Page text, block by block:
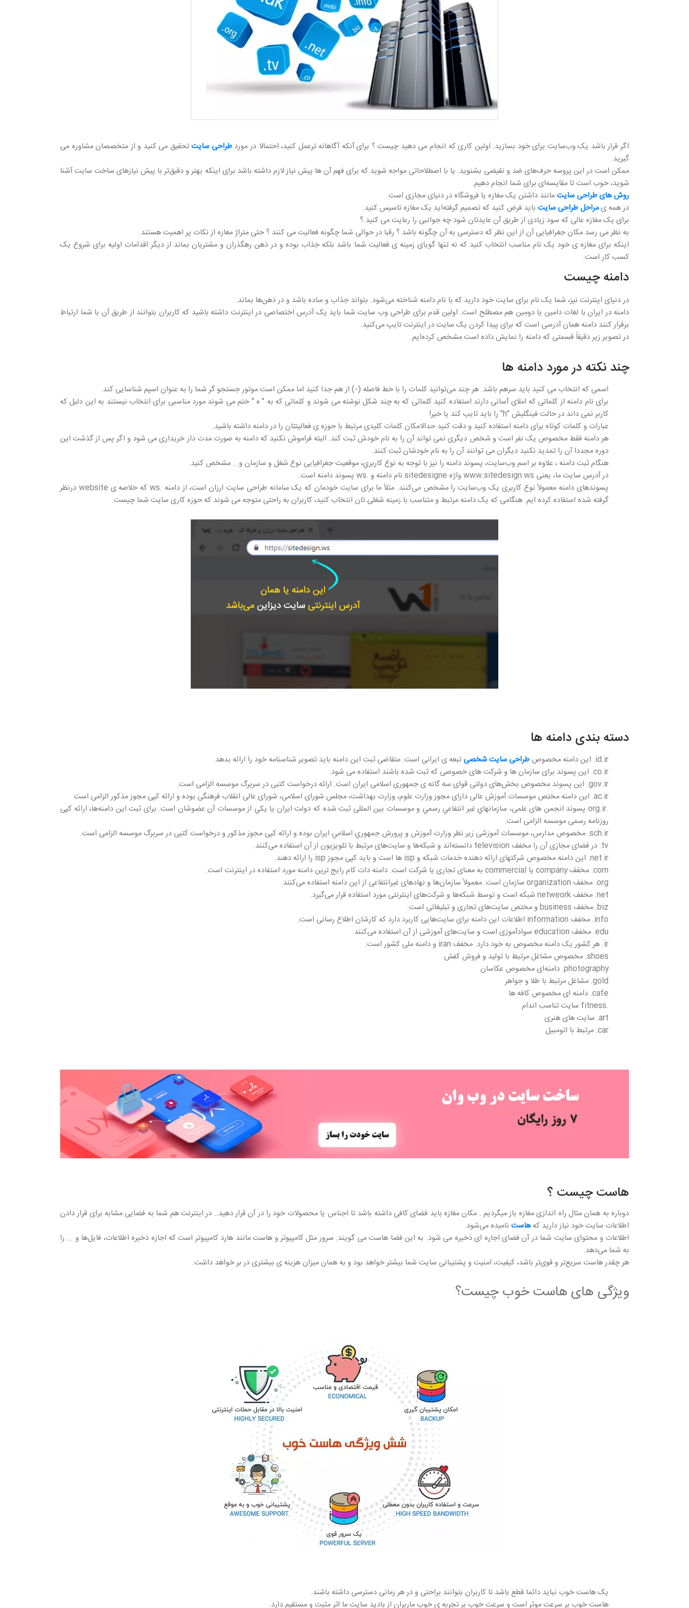
اگر قرار باشد یک وب‌سایت برای خود بسازید. اولین کاری که انجام می دهید چیست ؟ برای آنکه آگاهانه ترعمل کنید، احتمالا در موردطراحی سایتتحقیق می کنید و از متخصصان مشاوره می
گیرید.
ممکن است در این پروسه حرف‌های ضد و نقیضی بشنوید. یا با اصطلاحاتی مواجه شوید که برای فهم آن ها پیش نیاز لازم داشته باشد برای اینکه بهتر و دقیق‌تر با پیش نیازهای ساخت سایت آشنا
شوید، خوب است تا مقایسه‌ای برای شما انجام دهیم.
روش های طراحی سایتمانند داشتن یک مغازه یا فروشگاه در دنیای مجازی است.
در همه یمراحل طراحی سایت باید فرض کنید که تصمیم گرفته‌اید یک مغازه تاسیس کنید.
برای یک مغازه عالی که سود زیادی از طریق آن عایدتان شود چه جوانبی را رعایت می کنید ؟
به نظر می رسد مکان جغرافیایی آن از این نظر که دسترسی به آن چگونه باشد ؟ رقبا در حوالی شما چگونه فعالیت می کنند ؟ حتی متراژ مغازه از نکات پر اهمیت هستند.
اینکه برای مغازه ی خود یک نام مناسب انتخاب کنید که نه تنها گویای زمینه ی فعالیت شما باشد بلکه جذاب بوده و در ذهن رهگذران و مشتریان بماند از دیگر اقدامات اولیه برای شروع یک
کسب کار است.
دامنه چیست
در دنیای اینترنت نیز، شما یک نام برای سایت خود دارید که با نام دامنه شناخته می‌شود. بتواند جذاب و ساده باشد و در ذهن‌ها بماند.
دامنه در ایران با لغات دامین یا دومِین هم مصطلح است. اولین قدم برای طراحی وب ‌سایت شما باید یک آدرس اختصاصی در اینترنت داشته باشید که کاربران بتوانند از طریق آن با شما ارتباط
برقرار کنند دامنه همان آدرسی است که برای پیدا کردن یک سایت در اینترنت تایپ می‌کنید.
در تصویر زیر دقیقاً قسمتی که دامنه را نمایش داده است مشخص کرده‌ایم.
چند نکته در مورد دامنه ها
اسمی که انتخاب می کنید باید سرهم باشد. هر چند می‌توانید کلمات را با خط فاصله (-) از هم جدا کنید اما ممکن است موتور جستجو گر شما را به عنوان اسپم شناسایی کند.
برای نام دامنه از کلماتی که املای آسانی دارند استفاده کنید کلماتی که به چند شکل نوشته می شوند و کلماتی که به " ه " ختم می شوند مورد مناسبی برای انتخاب نیستند به این دلیل که
کاربر نمی داند در حالت فینگلیش "h" را باید تایپ کند یا خیر!
عبارات و کلمات کوتاه برای دامنه استفاده کنید و دقت کنید حدالامکان کلمات کلیدی مرتبط با حوزه ی فعالیتتان را در دامنه داشته باشید.
هر دامنه فقط مخصوص یک نفر است و شخص دیگری نمی تواند آن را به نام خودش ثبت کند. البته فراموش نکنید که دامنه به صورت مدت دار خریداری می شود و اگر پس از گذشت این
دوره مجددا آن را تمدید نکنید دیگران می توانند آن را به نام خودشان ثبت کنند.
هنگام ثبت دامنه ، علاوه بر اسم وب‌سایت، پسوند دامنه را نیز با توجه به نوع کاربري، موقعیت جغرافیایی نوع شغل و سازمان و... مشخص کنید.
در آدرس سایت ما، یعنی www.sitedesign.ws واژه sitedesigne نام دامنه و .ws پسوند دامنه است.
پسوند‌های دامنه معمولاً نوع کاربری یک وب‌سایت را مشخص می‌کنند. مثلاً ما برای سایت خودمان که یک سامانه طراحی سایت ارزان است، از دامنه .ws که خلاصه ی website درنظر
گرفته شده استفاده کرده ایم. هنگامی که یک دامنه مرتبط و متناسب با زمینه شغلی تان انتخاب کنید، کاربران به راحتی متوجه می شوند که حوزه کاری سایت شما چیست.
دسته بندی دامنه ها
id.ir. این دامنه مخصوص طراحی سایت شخصی تبعه ی ایرانی است. متقاضی ثبت این دامنه باید تصوير شناسنامه خود را ارائه بدهد.
co.ir. این پسوند برای سازمان ها و شرکت های خصوصی که ثبت شده باشند استفاده می شود.
gov.ir. این پسوند مخصوص بخش‌های دولتی قوای سه گانه ی جمهوری اسلامی ایران است. ارائه درخواست کتبی در سربرگ موسسه الزامی است.
ac.ir. اين دامنه مختص موسسات آموزش عالی دارای مجوز وزارت علوم، وزارت بهداشت، مجلس شورای اسلامی، شورای عالی انقلاب فرهنگی بوده و ارائه کپی مجوز مذکور الزامی است
.org.ir پسوند انجمن های علمی، سازمانهاي غير انتفاعي رسمي و موسسات بين المللی ثبت شده كه دولت ايران يا يكي از موسسات آن عضوشان است. برای ثبت این دامنه‌ها، ارائه کپی
روزنامه رسمی موسسه الزامی است.
sch.ir. مخصوص مدارس، موسسات آموزشی زیر نظر وزارت آموزش و پرورش جمهوري اسلامي ايران بوده و ارائه کپی مجوز مذکور و درخواست کتبی در سربرگ موسسه الزامی است.
tv. در فضای مجازی آن را مخفف television دانسته‌اند و شبکه‌ها و سایت‌های مرتبط با تلویزیون از آن استفاده می‌کنند.
net.ir. اين دامنه مخصوص شرکتهای ارائه دهنده خدمات شبکه و isp ها است و باید کپی مجوز isp را ارائه دهند.
com. مخفف company یا commercial به معنای تجاری یا شرکت است. دامنه دات کام رایج‌ ترین دامنه مورد استفاده در اینترنت است.
org. مخفف organization سازمان است. معمولاً سازمان‌ها و نهادهای غیرانتفاعی از این دامنه استفاده می‌کنند.
net. مخفف netweork شبکه است و توسط شبکه‌ها و شرکت‌های اینترنتی مورد استفاده قرار می‌گیرد.
biz. مخفف business و مختص سایت‌های تجاری و تبلیغاتی است.
info. مخفف information اطلاعات این دامنه برای سایت‌هایی کاربرد دارد که کارشان اطلاع رسانی است.
edu. مخفف education سوادآموزی است و سایت‌های آموزشی از آن استفاده می‌کنند.
ir. هر کشور یک دامنه مخصوص به خود دارد. مخفف iran و دامنه ملی کشور است.
shoes. مخصوص مشاغل مرتبط با تولید و فروش کفش
photography. دامنه‌ای مخصوص عکاسان
gold. مشاغل مرتبط با طلا و جواهر
cafe. دامنه ای مخصوص کافه ها
.fitness سایت تناسب اندام
art. سایت های هنری
car. مرتبط با اتومبیل
هاست چیست ؟
دوباره به همان مثال راه اندازی مغازه باز میگردیم . مکان مغازه باید فضای کافی داشته باشد تا اجناس یا محصولات خود را در آن قرار دهید.. در اینترنت هم شما به فضایی مشابه برای قرار دادن
اطلاعات سایت خود نیاز دارید کههاست نامیده می‌شود.
اطلاعات و محتوای سایت شما در آن فضای اجاره ای ذخیره می شود. به این فضا هاست می گویند. سرور مثل کامپیوتر و هاست مانند هارد کامپیوتر است که اجازه ذخیره اطلاعات، فایل‌ها و ... را
به شما می‌دهد.
هر چقدر هاست سریع‌تر و قوی‌تر باشد، کیفیت، امنیت و پشتیبانی سایت شما بیشتر خواهد بود و به همان میزان هزینه ی بیشتری در بر خواهد داشت.
ویژگی های هاست خوب چیست؟
یک هاست خوب نباید دائما قطع باشد تا کاربران بتوانند براحتی و در هر زمانی دسترسی داشته باشند.
هاست خوب بر سرعت موثر است و سرعت خوب بر تجربه ی خوب ماربران از بادید سایت ما اثر مثبت و مستقیم دارد.